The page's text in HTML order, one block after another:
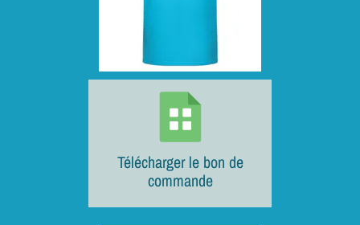
Télécharger le bon de
commande